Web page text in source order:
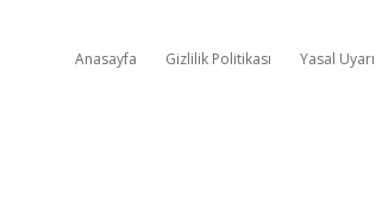
Anasayfa Gizlilik Politikası Yasal Uyarı